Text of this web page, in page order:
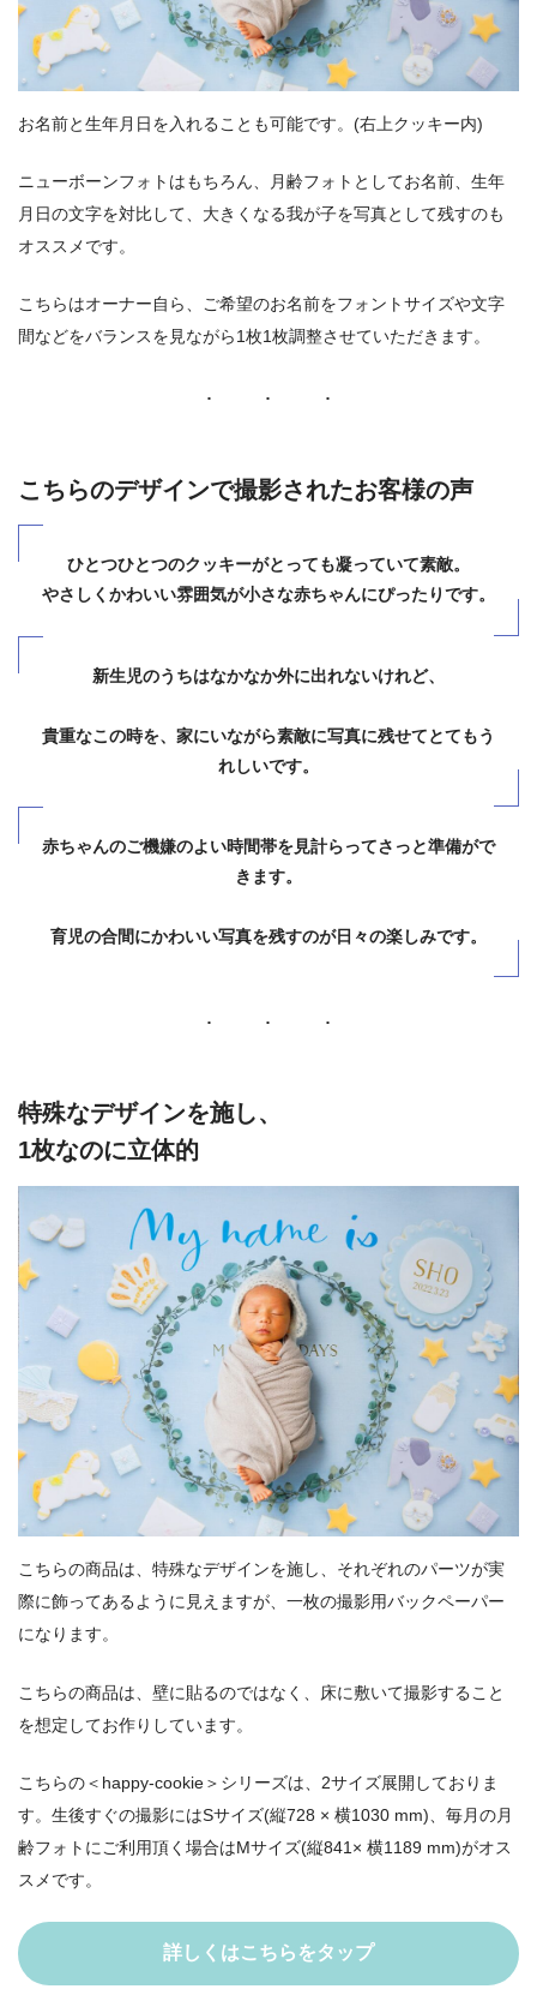
お名前と生年月日を入れることも可能です。(右上クッキー内)
ニューボーンフォトはもちろん、月齢フォトとしてお名前、生年
月日の文字を対比して、大きくなる我が子を写真として残すのも
オススメです。
こちらはオーナー自ら、ご希望のお名前をフォントサイズや文字
間などをバランスを見ながら1枚1枚調整させていただきます。
こちらのデザインで撮影されたお客様の声
ひとつひとつのクッキーがとっても凝っていて素敵。
やさしくかわいい雰囲気が小さな赤ちゃんにぴったりです。
新生児のうちはなかなか外に出れないけれど、
貴重なこの時を、家にいながら素敵に写真に残せてとてもう
れしいです。
赤ちゃんのご機嫌のよい時間帯を見計らってさっと準備がで
きます。
育児の合間にかわいい写真を残すのが日々の楽しみです。
特殊なデザインを施し、
1枚なのに立体的
こちらの商品は、特殊なデザインを施し、それぞれのパーツが実
際に飾ってあるように見えますが、一枚の撮影用バックペーパー
になります。
こちらの商品は、壁に貼るのではなく、床に敷いて撮影すること
を想定してお作りしています。
こちらの＜happy-cookie＞シリーズは、2サイズ展開しておりま
す。生後すぐの撮影にはSサイズ(縦728 × 横1030 mm)、毎月の月
齢フォトにご利用頂く場合はMサイズ(縦841× 横1189 mm)がオス
スメです。
詳しくはこちらをタップ